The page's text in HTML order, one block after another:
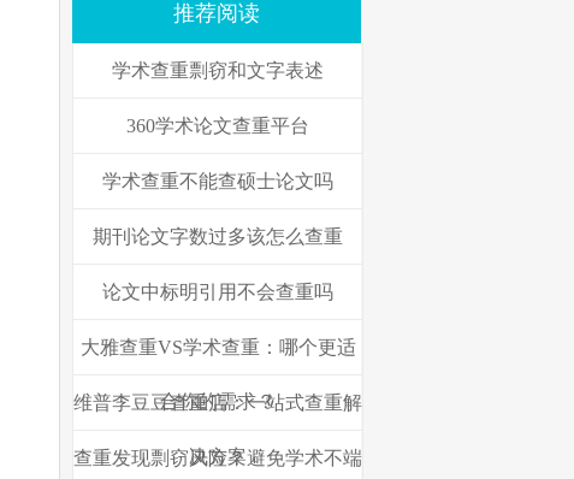
推荐阅读
学术查重剽窃和文字表述
360学术论文查重平台
学术查重不能查硕士论文吗
期刊论文字数过多该怎么查重
论文中标明引用不会查重吗
大雅查重VS学术查重：哪个更适
合你的需求？
维普李豆豆查重店：一站式查重解
决方案
查重发现剽窃风险？避免学术不端